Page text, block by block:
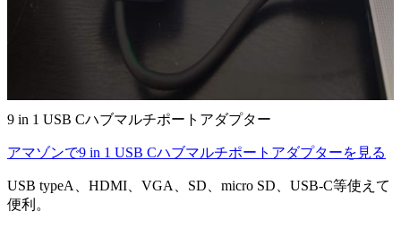
9 in 1 USB Cハブマルチポートアダプター
アマゾンで9 in 1 USB Cハブマルチポートアダプターを見る
USB typeA、HDMI、VGA、SD、micro SD、USB-C等使えて
便利。